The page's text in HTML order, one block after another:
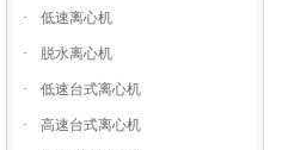
· 低速离心机
· 脱水离心机
· 低速台式离心机
· 高速台式离心机